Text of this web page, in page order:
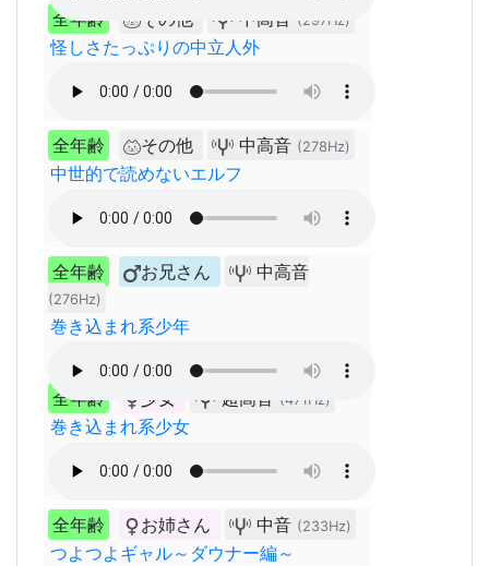
全年齢 その他 中高音 (297Hz)
怪しさたっぷりの中立人外
全年齢 その他 中高音 (278Hz)
中世的で読めないエルフ
全年齢 お兄さん 中高音
(276Hz)
巻き込まれ系少年
全年齢 少女 超高音 (471Hz)
巻き込まれ系少女
全年齢 お姉さん 中音 (233Hz)
つよつよギャル～ダウナー編～